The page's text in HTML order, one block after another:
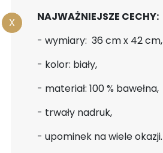
X
NAJWAŻNIEJSZE CECHY:
- wymiary: 36 cm x 42 cm,
- kolor: biały,
- materiał: 100 % bawełna,
- trwały nadruk,
- upominek na wiele okazji.